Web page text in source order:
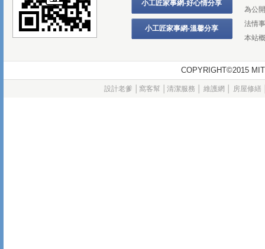
小工匠家事網-好心情分享
小工匠家事網-溫馨分享
為公
法情
本站
COPYRIGHT©2015
設計老爹 窩客幫 清潔服務 維護網 房屋修繕